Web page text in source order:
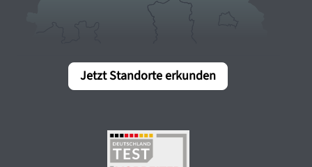
Jetzt Standorte erkunden